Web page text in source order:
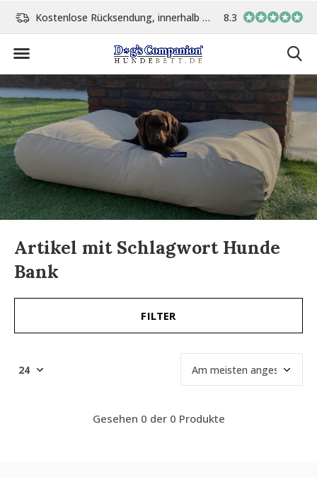
Kostenlose Rücksendung, innerhalb 14 Tage Vor 15:00 Uhr bestellt,
8.3
Artikel mit Schlagwort Hunde
Bank
FILTER
Gesehen 0 der 0 Produkte